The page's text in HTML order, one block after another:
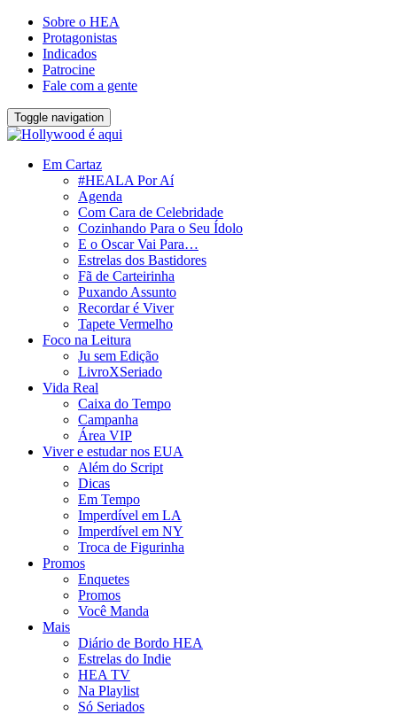
Sobre o HEA
Protagonistas
Indicados
Patrocine
Fale com a gente
Toggle navigation
Em Cartaz
#HEALA Por Aí
Agenda
Com Cara de Celebridade
Cozinhando Para o Seu Ídolo
E o Oscar Vai Para…
Estrelas dos Bastidores
Fã de Carteirinha
Puxando Assunto
Recordar é Viver
Tapete Vermelho
Foco na Leitura
Ju sem Edição
LivroXSeriado
Vida Real
Caixa do Tempo
Campanha
Área VIP
Viver e estudar nos EUA
Além do Script
Dicas
Em Tempo
Imperdível em LA
Imperdível em NY
Troca de Figurinha
Promos
Enquetes
Promos
Você Manda
Mais
Diário de Bordo HEA
Estrelas do Indie
HEA TV
Na Playlist
Só Seriados